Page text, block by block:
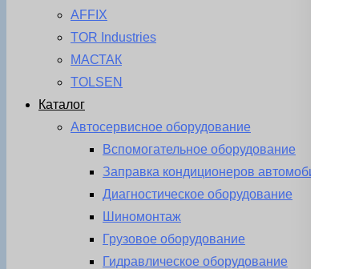
AFFIX
TOR Industries
МАСТАК
TOLSEN
Каталог
Автосервисное оборудование
Вспомогательное оборудование
Заправка кондиционеров автомобиля
Диагностическое оборудование
Шиномонтаж
Грузовое оборудование
Гидравлическое оборудование